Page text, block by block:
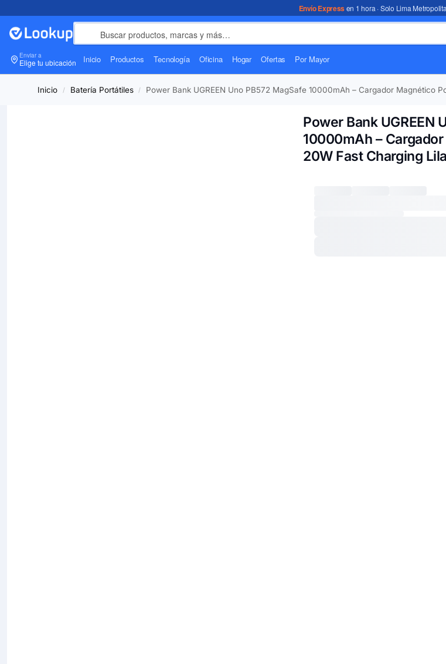
Envío Expressen 1 hora · Solo Lima
Enviar a
Elige tu ubicación Inicio Productos Tecnología Oficina Hogar Ofertas Por Mayor
Inicio / Batería Portátiles / Power Bank UGREEN Uno PB572 MagSafe 10000mAh – Cargador Magnético
Power Bank UGREEN
10000mAh –
20W Fast Charging Lila